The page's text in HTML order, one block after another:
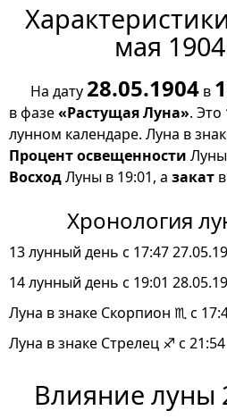
мая
На дату 28.05.1904 в
в фазе«Растущая Луна». Это
лунном календаре. Луна в
Процент освещенности Луны
ВосходЛуны в 19:01, а закат
Хронология
13 лунный день с 17:47
14 лунный день с 19:01
Луна в знаке Скорпион ♏ с
Луна в знаке Стрелец ♐ с
Влияние луны